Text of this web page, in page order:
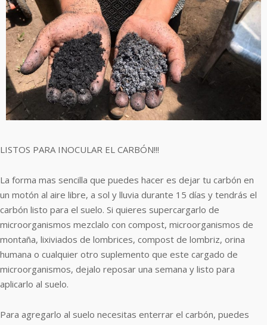
LISTOS PARA INOCULAR EL CARBÓN!!!
La forma mas sencilla que puedes hacer es dejar tu carbón en
un motón al aire libre, a sol y lluvia durante 15 días y tendrás el
carbón listo para el suelo. Si quieres supercargarlo de
microorganismos mezclalo con compost, microorganismos de
montaña, lixiviados de lombrices, compost de lombriz, orina
humana o cualquier otro suplemento que este cargado de
microorganismos, dejalo reposar una semana y listo para
aplicarlo al suelo.
Para agregarlo al suelo necesitas enterrar el carbón, puedes